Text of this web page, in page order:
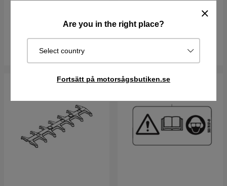
Are you in the right place?
Select country
Fortsätt på motorsågsbutiken.se
Best. vara. Skickas om 2-5
Köp
Best. vara. Skickas om 2-5
Köp